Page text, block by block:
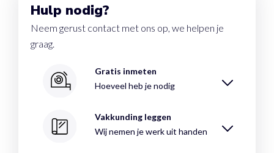
Hulp nodig?
Neem gerust contact met ons op, we helpen je
graag.
Gratis inmeten
Hoeveel heb je nodig
Vakkunding leggen
Wij nemen je werk uit handen